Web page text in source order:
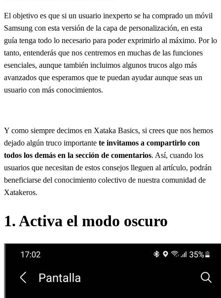
El objetivo es que si un usuario inexperto se ha comprado un móvil
Samsung con esta versión de la capa de personalización, en esta
guía tenga todo lo necesario para poder exprimirlo al máximo. Por lo
tanto, entenderás que nos centremos en muchas de las funciones
esenciales, aunque también incluimos algunos trucos algo más
avanzados que esperamos que te puedan ayudar aunque seas un
usuario con más conocimientos.
Y como siempre decimos en Xataka Basics, si crees que nos hemos
dejado algún truco importante te invitamos a compartirlo con
todos los demás en la sección de comentarios. Así, cuando los
usuarios que necesitan de estos consejos lleguen al artículo, podrán
beneficiarse del conocimiento colectivo de nuestra comunidad de
Xatakeros.
1. Activa el modo oscuro